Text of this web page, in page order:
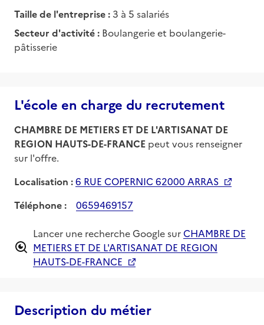
Taille de l'entreprise : 3 à 5 salariés
Secteur d'activité : Boulangerie et boulangerie-
pâtisserie
L'école en charge du recrutement
CHAMBRE DE METIERS ET DE L'ARTISANAT DE
REGION HAUTS-DE-FRANCE peut vous renseigner
sur l'offre.
Localisation :6 RUE COPERNIC 62000 ARRAS
Téléphone :
0659469157
Lancer une recherche Google surCHAMBRE DE
METIERS ET DE L'ARTISANAT DE REGION
HAUTS-DE-FRANCE
Description du métier